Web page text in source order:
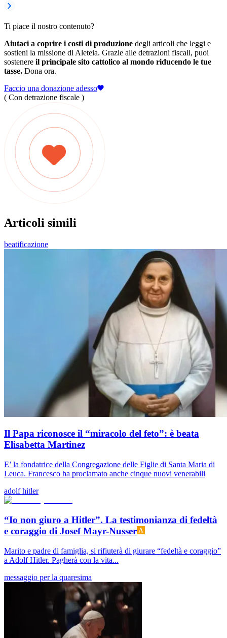
Ti piace il nostro contenuto?
Aiutaci a coprire i costi di produzione degli articoli che leggi e
sostieni la missione di Aleteia. Grazie alle detrazioni fiscali, puoi
sostenere il principale sito cattolico al mondo riducendo le tue
tasse. Dona ora.
Faccio una donazione adesso
( Con detrazione fiscale )
Articoli simili
beatificazione
Il Papa riconosce il “miracolo del feto”: è beata
Elisabetta Martinez
E’ la fondatrice della Congregazione delle Figlie di Santa Maria di
Leuca. Francesco ha proclamato anche cinque nuovi venerabili
adolf hitler
“Io non giuro a Hitler”. La testimonianza di fedeltà
e coraggio di Josef Mayr-Nusser
Marito e padre di famiglia, si rifiuterà di giurare “fedeltà e coraggio”
a Adolf Hitler. Pagherà con la vita...
messaggio per la quaresima